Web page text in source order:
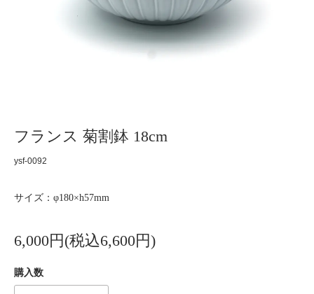
フランス 菊割鉢 18cm
ysf-0092
サイズ：φ180×h57mm
6,000円(税込6,600円)
購入数